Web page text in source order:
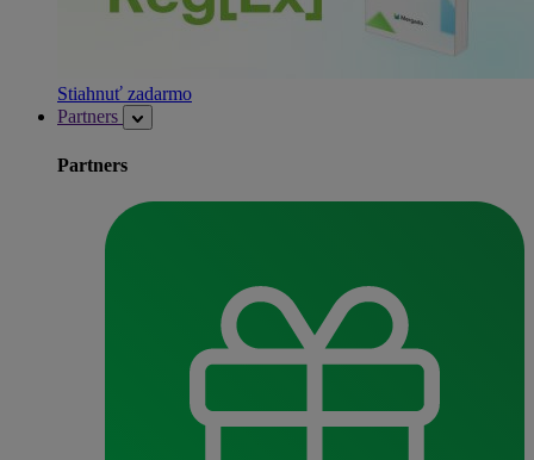
Stiahnuť zadarmo
Partners
Partners